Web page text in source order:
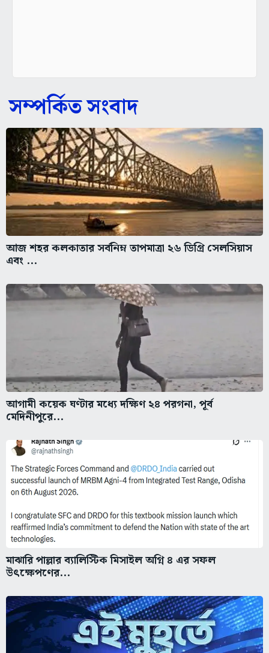
সম্পর্কিত সংবাদ
আজ শহর কলকাতার সর্বনিম্ন তাপমাত্রা ২৬ ডিগ্রি সেলসিয়াস
এবং ...
আগামী কয়েক ঘণ্টার মধ্যে দক্ষিণ ২৪ পরগনা, পূর্ব
মেদিনীপুরে...
মাঝারি পাল্লার ব্যালিস্টিক মিসাইল অগ্নি ৪ এর সফল
উৎক্ষেপণের...